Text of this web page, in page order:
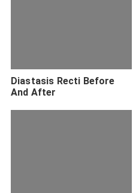
Diastasis Recti Before
And After